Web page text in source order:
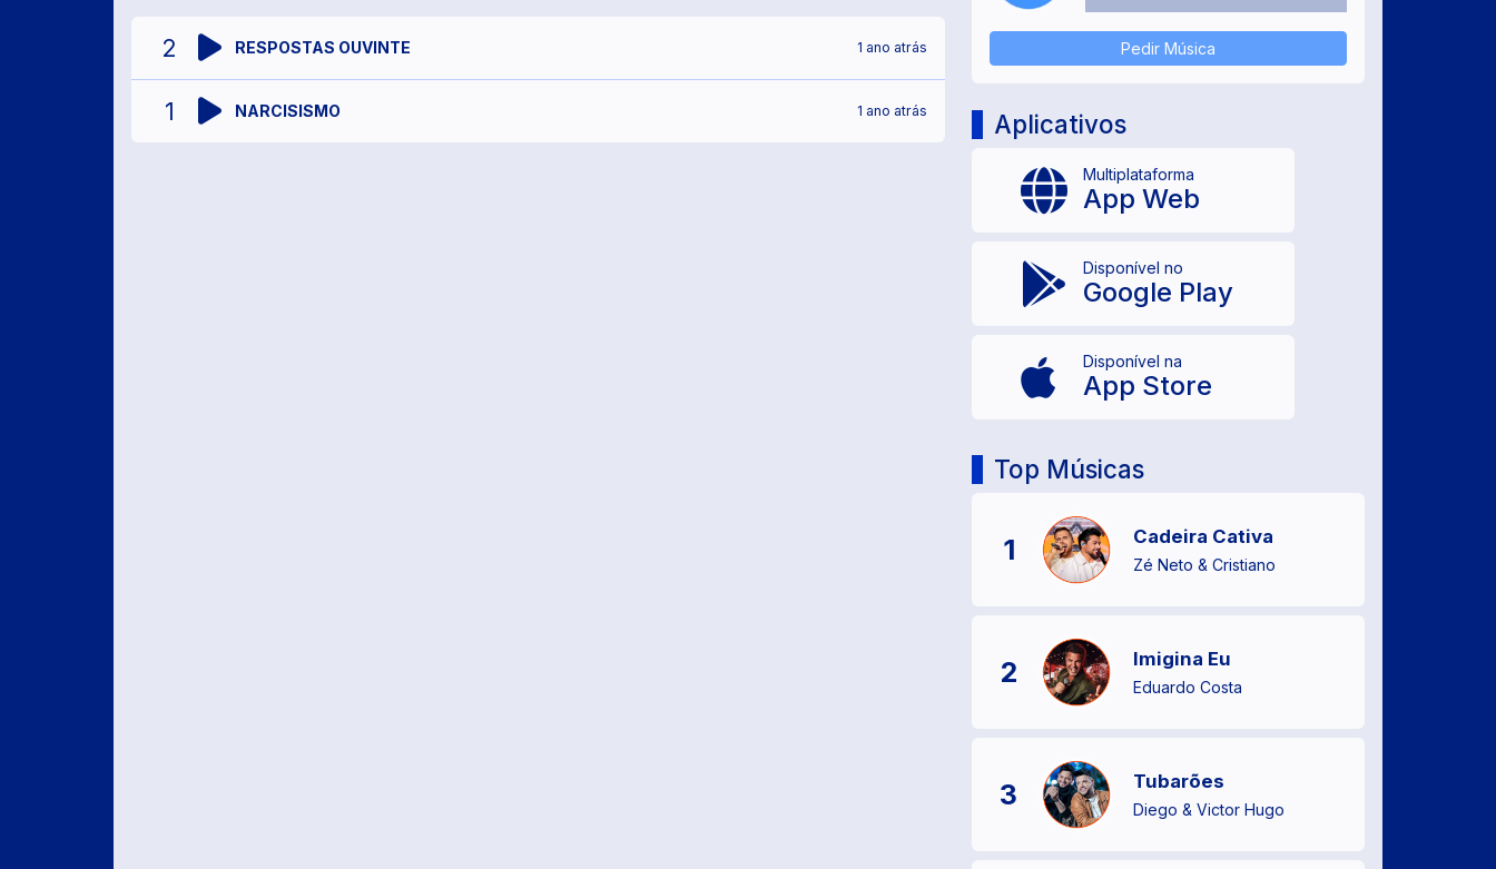
2 RESPOSTAS OUVINTE 1 ano atrás
1 NARCISISMO 1 ano atrás
Pedir Música
Aplicativos
Multiplataforma
App Web
Disponível no
Google Play
Disponível na
App Store
Top Músicas
1 Cadeira Cativa
Zé Neto & Cristiano
2 Imigina Eu
Eduardo Costa
3 Tubarões
Diego & Victor Hugo